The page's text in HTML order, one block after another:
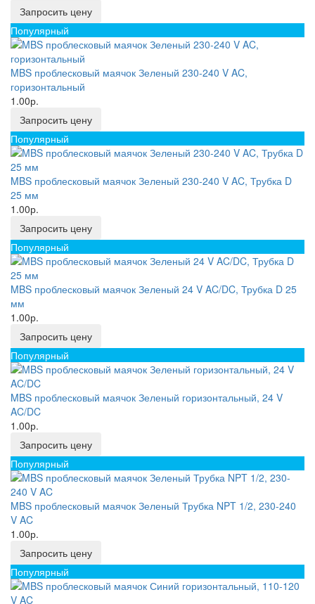
Запросить цену
Популярный
MBS проблесковый маячок Зеленый 230-240 V AC,
горизонтальный
1.00р.
Запросить цену
Популярный
MBS проблесковый маячок Зеленый 230-240 V AC, Трубка D
25 мм
1.00р.
Запросить цену
Популярный
MBS проблесковый маячок Зеленый 24 V AC/DC, Трубка D 25
мм
1.00р.
Запросить цену
Популярный
MBS проблесковый маячок Зеленый горизонтальный, 24 V
AC/DC
1.00р.
Запросить цену
Популярный
MBS проблесковый маячок Зеленый Трубка NPT 1/2, 230-240
V AC
1.00р.
Запросить цену
Популярный